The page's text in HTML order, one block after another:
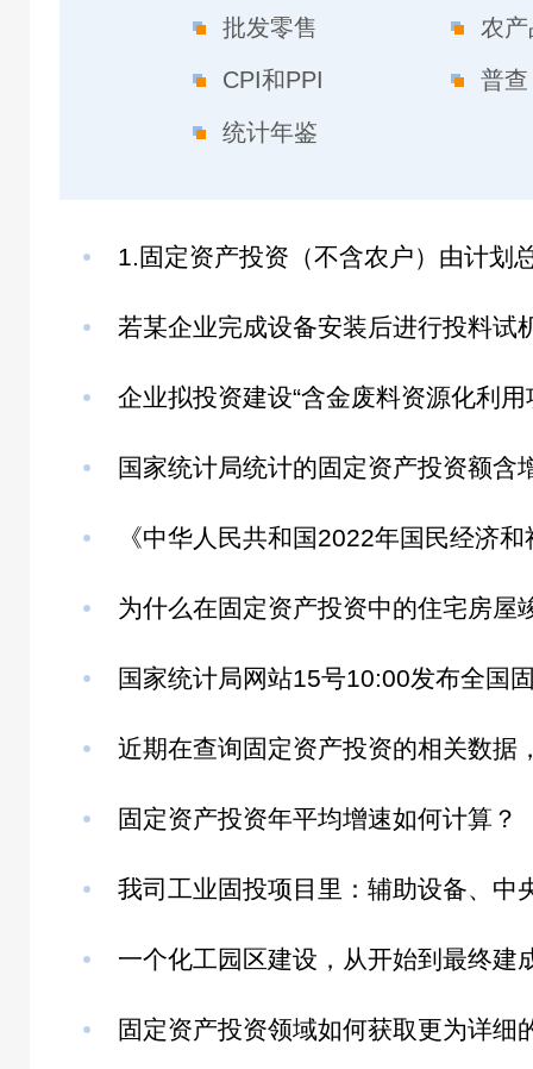
批发零售
农
CPI和PPI
普查
统计年鉴
国家统计局统计的固定资产投资额含
固定资产投资年平均增速如何计算？
固定资产投资领域如何获取更为详细